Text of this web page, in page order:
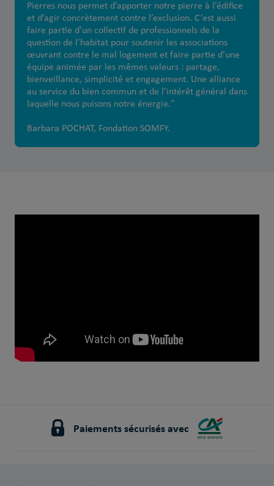
Pierres nous permet d’apporter notre pierre à l’édifice
et d’agir concrètement contre l’exclusion. C’est aussi
faire partie d’un collectif de professionnels de la
question de l’habitat pour soutenir les associations
œuvrant contre le mal logement et faire partie d’une
équipe animée par les mêmes valeurs : partage,
bienveillance, simplicité et engagement. Une alliance
au service du bien commun et de l’intérêt général dans
laquelle nous puisons notre énergie."
Barbara POCHAT, Fondation SOMFY.
Paiements sécurisés avec